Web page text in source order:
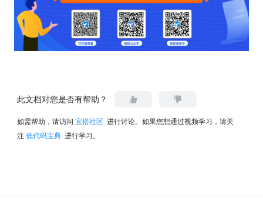
此文档对您是否有帮助？
如需帮助，请访问 宜搭社区 进行讨论。如果您想通过视频学习，请关
注 低代码宝典 进行学习。